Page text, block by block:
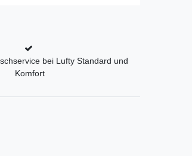
bei Lufty Standard und
Komfort